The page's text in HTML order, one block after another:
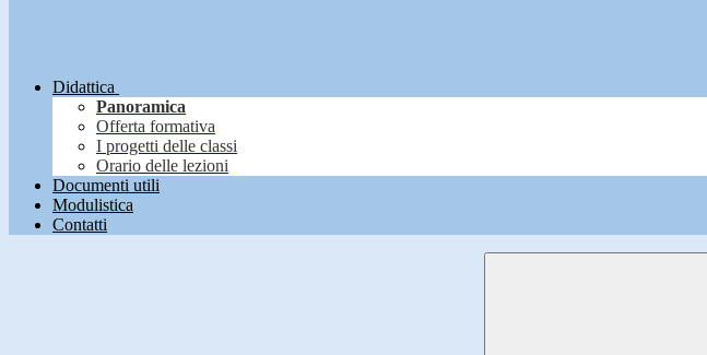
Didattica
Panoramica
Offerta formativa
I progetti delle classi
Orario delle lezioni
Documenti utili
Modulistica
Contatti